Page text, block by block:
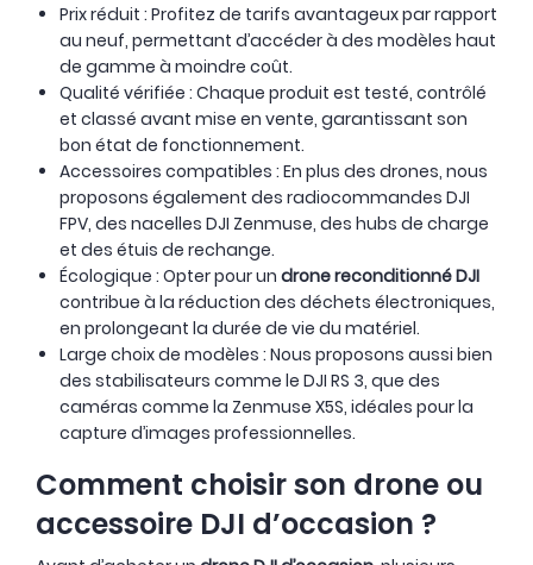
OCCASION -10 % OCCASION
Prix réduit : Profitez de tarifs avantageux par rapport
au neuf, permettant d’accéder à des modèles haut
de gamme à moindre coût.
Qualité vérifiée : Chaque produit est testé, contrôlé
et classé avant mise en vente, garantissant son
bon état de fonctionnement.
Accessoires compatibles : En plus des drones, nous
proposons également des radiocommandes DJI
FPV, des nacelles DJI Zenmuse, des hubs de charge
et des étuis de rechange.
Écologique : Opter pour un drone reconditionné DJI
contribue à la réduction des déchets électroniques,
en prolongeant la durée de vie du matériel.
Large choix de modèles : Nous proposons aussi bien
des stabilisateurs comme le DJI RS 3, que des
caméras comme la Zenmuse X5S, idéales pour la
capture d’images professionnelles.
Comment choisir son drone ou
accessoire DJI d’occasion ?